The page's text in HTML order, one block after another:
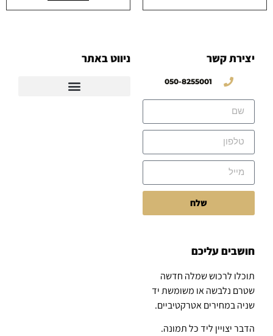
יצירת קשר
050-8255001
שלח
ניווט באתר
חושבים עליכם
תוכלו לרכוש שמלה חדשה
שטרם נלבשה או משומשת יד
שניה במחירים אטרקטיביים.
הדבר יצויין ליד כל תמונה.